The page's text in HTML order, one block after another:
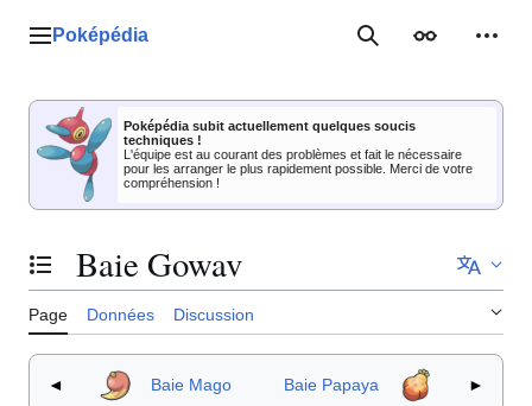
Menu principal
Poképédia RechercherApparence
Poképédia subit actuellement quelques soucis
techniques !
L'équipe est au courant des problèmes et fait le nécessaire
pour les arranger le plus rapidement possible. Merci de votre
compréhension !
Basculer la table des matières
Baie Gowav
Page Données Discussion
◄ Baie Mago Baie Papaya ►